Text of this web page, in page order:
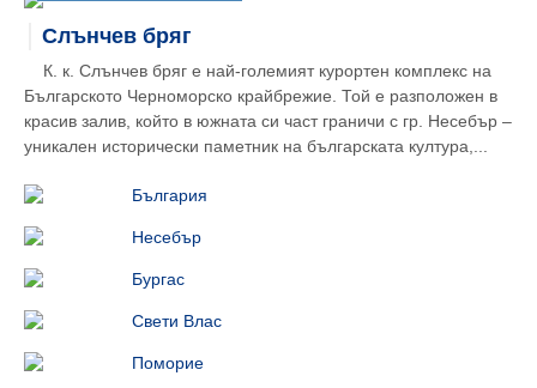
Слънчев бряг
К. к. Слънчев бряг е най-големият курортен комплекс на
Българското Черноморско крайбрежие. Той е разположен в
красив залив, който в южната си част граничи с гр. Несебър –
уникален исторически паметник на българската култура,...
България
Несебър
Бургас
Свети Влас
Поморие